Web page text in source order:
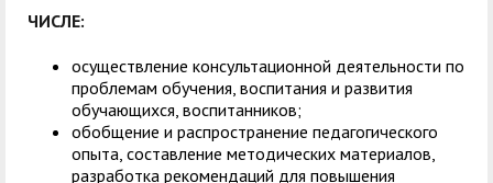
ЧИСЛЕ:
осуществление консультационной деятельности по
проблемам обучения, воспитания и развития
обучающихся, воспитанников;
обобщение и распространение педагогического
опыта, составление методических материалов,
разработка рекомендаций для повышения